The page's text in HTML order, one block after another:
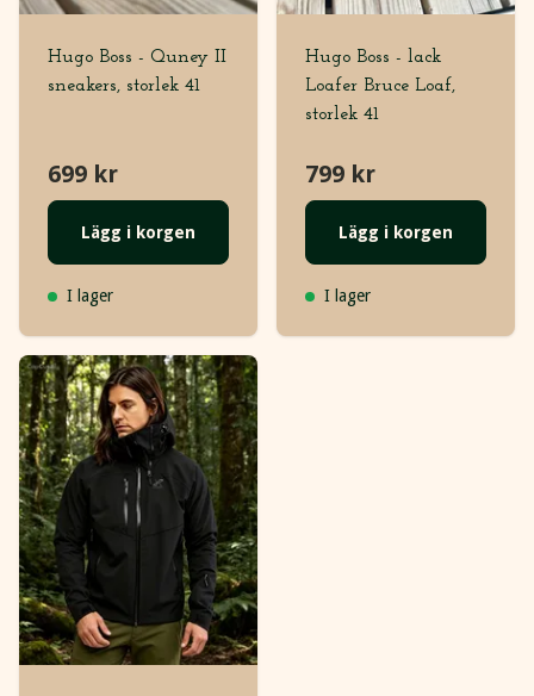
Hugo Boss - Quney II
sneakers, storlek 41
699 kr
Lägg i korgen
I lager
Hugo Boss - lack
Loafer Bruce Loaf,
storlek 41
799 kr
Lägg i korgen
I lager